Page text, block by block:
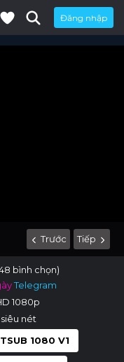
Đăng nhập
Trước Tiếp
bình chọn)
Telegram
1080p
nét
1080 V1